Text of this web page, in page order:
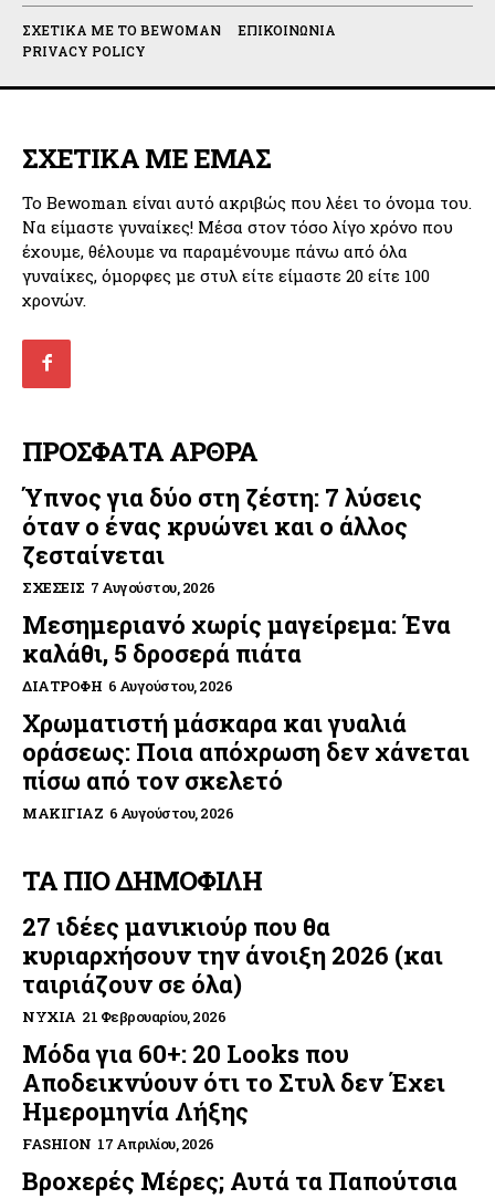
ΣΧΕΤΙΚΆ ΜΕ ΤΟ BEWOMAN
ΕΠΙΚΟΙΝΩΝΊΑ
PRIVACY POLICY
ΣΧΕΤΙΚΑ ΜΕ ΕΜΑΣ
Το Bewoman είναι αυτό ακριβώς που λέει το όνομα του.
Να είμαστε γυναίκες! Μέσα στον τόσο λίγο χρόνο που
έχουμε, θέλουμε να παραμένουμε πάνω από όλα
γυναίκες, όμορφες με στυλ είτε είμαστε 20 είτε 100
χρονών.
ΠΡΟΣΦΑΤΑ ΑΡΘΡΑ
Ύπνος για δύο στη ζέστη: 7 λύσεις
όταν ο ένας κρυώνει και ο άλλος
ζεσταίνεται
ΣΧΈΣΕΙΣ 7 Αυγούστου, 2026
Μεσημεριανό χωρίς μαγείρεμα: Ένα
καλάθι, 5 δροσερά πιάτα
ΔΙΑΤΡΟΦΉ 6 Αυγούστου, 2026
Χρωματιστή μάσκαρα και γυαλιά
οράσεως: Ποια απόχρωση δεν χάνεται
πίσω από τον σκελετό
ΜΑΚΙΓΙΆΖ 6 Αυγούστου, 2026
ΤΑ ΠΙΟ ΔΗΜΟΦΙΛΗ
27 ιδέες μανικιούρ που θα
κυριαρχήσουν την άνοιξη 2026 (και
ταιριάζουν σε όλα)
ΝΎΧΙΑ 21 Φεβρουαρίου, 2026
Μόδα για 60+: 20 Looks που
Αποδεικνύουν ότι το Στυλ δεν Έχει
Ημερομηνία Λήξης
FASHION 17 Απριλίου, 2026
Βροχερές Μέρες; Αυτά τα Παπούτσια